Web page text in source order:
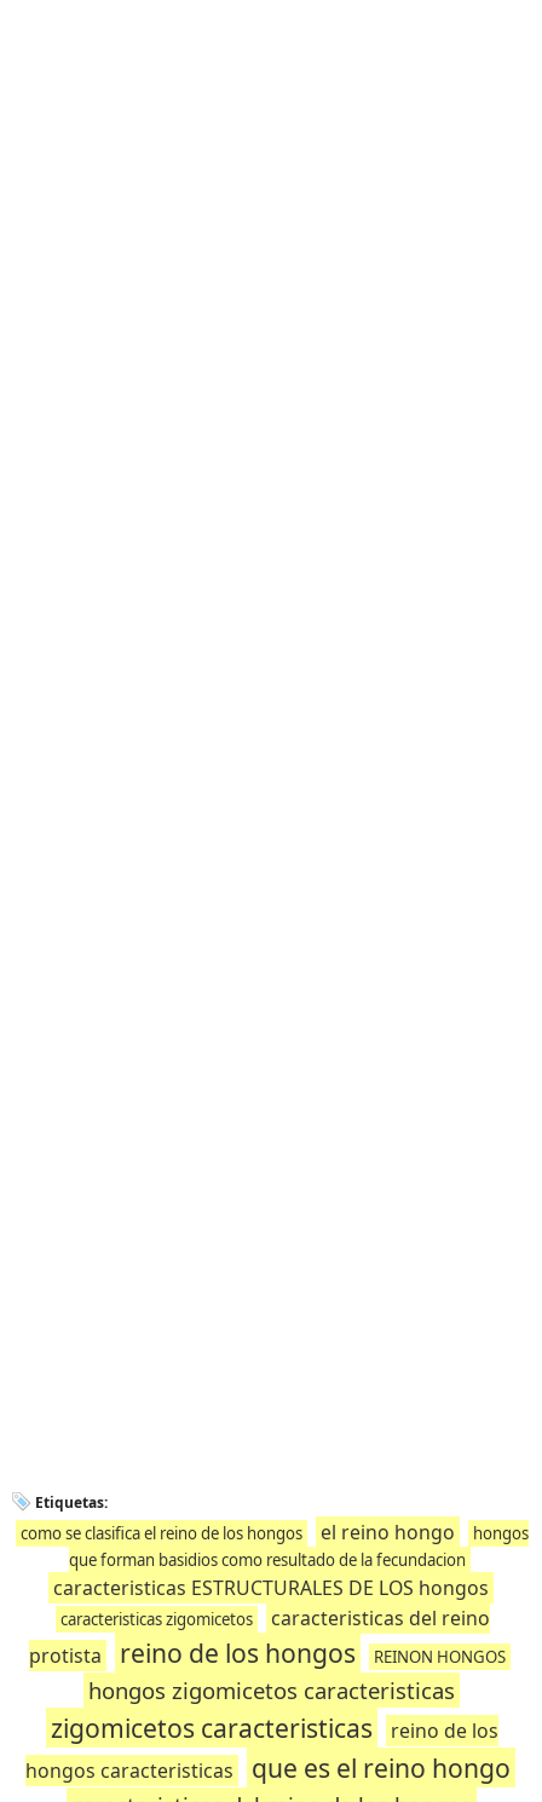
Etiquetas:
como se clasifica el reino de los hongos el reino hongo
hongos
que forman basidios como resultado de la fecundacion
caracteristicas ESTRUCTURALES DE LOS hongos
caracteristicas zigomicetos
caracteristicas del reino
protista
reino de los hongos REINON HONGOS
hongos zigomicetos caracteristicas
zigomicetos caracteristicas
reino de los
hongos caracteristicas
que es el reino hongo